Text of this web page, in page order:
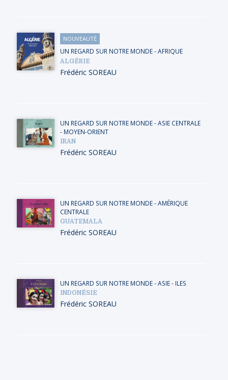
NOUVEAUTÉ
UN REGARD SUR NOTRE MONDE-AFRIQUE
ALGÉRIE
Frédéric SOREAU
UN REGARD SUR NOTRE MONDE-ASIE CENTRALE
- MOYEN-ORIENT
IRAN
Frédéric SOREAU
UN REGARD SUR NOTRE MONDE-AMÉRIQUE
CENTRALE
GUATEMALA
Frédéric SOREAU
UN REGARD SUR NOTRE MONDE-ASIE- ILES
INDONÉSIE
Frédéric SOREAU